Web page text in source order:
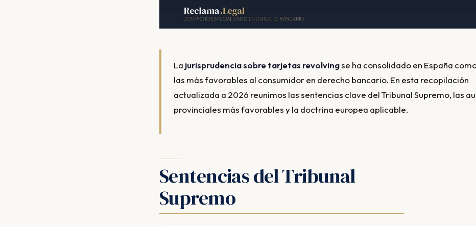
La jurisprudencia sobre tarjetas revolvingse ha consolidado en España
las más favorables al consumidor en derecho bancario. En esta recopilación
actualizada a 2026 reunimos las sentencias clave del Tribunal Supremo, las
provinciales más favorables y la doctrina europea aplicable.
Sentencias del Tribunal
Supremo